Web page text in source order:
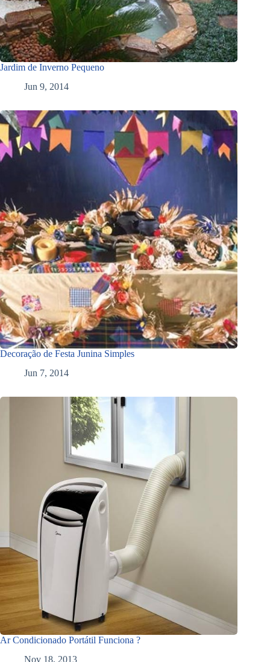
Jardim de Inverno Pequeno
Jun 9, 2014
Decoração de Festa Junina Simples
Jun 7, 2014
Ar Condicionado Portátil Funciona ?
Nov 18, 2013